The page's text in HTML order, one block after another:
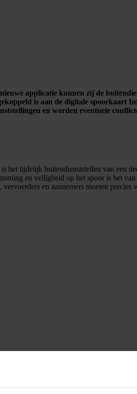
applicatie kunnen zij de
is aan de digitale spoorkaart
en worden eventuele
het tijdelijk buitendienststellen van een
en veiligheid op het spoor is het
en aannemers moeten precies